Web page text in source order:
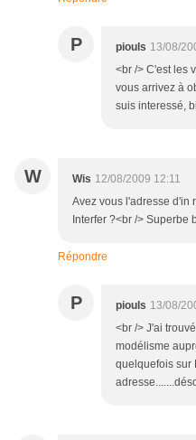
P piouls 13/08/
<br /> C'est les
vous arrivez à
suis interessé,
W Wis 12/08/2009 12:11
Avez vous l'adresse d'in
Interfer ?<br /> Superbe
Répondre
P piouls 13/08/
<br /> J'ai
modélisme
quelquefois sur